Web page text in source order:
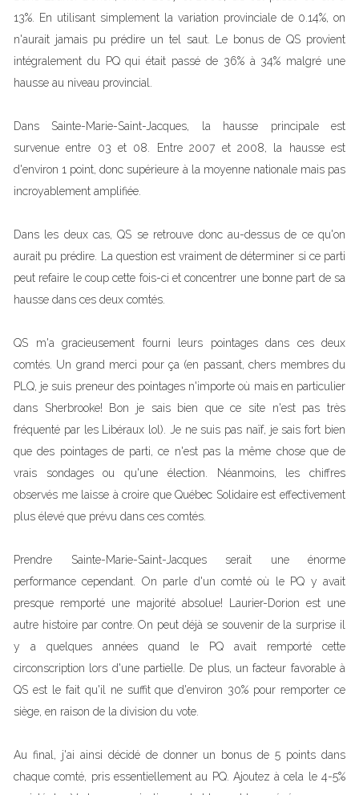
13%. En utilisant simplement la variation provinciale de 0.14%, on
n'aurait jamais pu prédire un tel saut. Le bonus de QS provient
intégralement du PQ qui était passé de 36% à 34% malgré une
hausse au niveau provincial.
Dans Sainte-Marie-Saint-Jacques, la hausse principale est
survenue entre 03 et 08. Entre 2007 et 2008, la hausse est
d'environ 1 point, donc supérieure à la moyenne nationale mais pas
incroyablement amplifiée.
Dans les deux cas, QS se retrouve donc au-dessus de ce qu'on
aurait pu prédire. La question est vraiment de déterminer si ce parti
peut refaire le coup cette fois-ci et concentrer une bonne part de sa
hausse dans ces deux comtés.
QS m'a gracieusement fourni leurs pointages dans ces deux
comtés. Un grand merci pour ça (en passant, chers membres du
PLQ, je suis preneur des pointages n'importe où mais en particulier
dans Sherbrooke! Bon je sais bien que ce site n'est pas très
fréquenté par les Libéraux lol). Je ne suis pas naïf, je sais fort bien
que des pointages de parti, ce n'est pas la même chose que de
vrais sondages ou qu'une élection. Néanmoins, les chiffres
observés me laisse à croire que Québec Solidaire est effectivement
plus élevé que prévu dans ces comtés.
Prendre Sainte-Marie-Saint-Jacques serait une énorme
performance cependant. On parle d'un comté où le PQ y avait
presque remporté une majorité absolue! Laurier-Dorion est une
autre histoire par contre. On peut déjà se souvenir de la surprise il
y a quelques années quand le PQ avait remporté cette
circonscription lors d'une partielle. De plus, un facteur favorable à
QS est le fait qu'il ne suffit que d'environ 30% pour remporter ce
siège, en raison de la division du vote.
Au final, j'ai ainsi décidé de donner un bonus de 5 points dans
chaque comté, pris essentiellement au PQ. Ajoutez à cela le 4-5%